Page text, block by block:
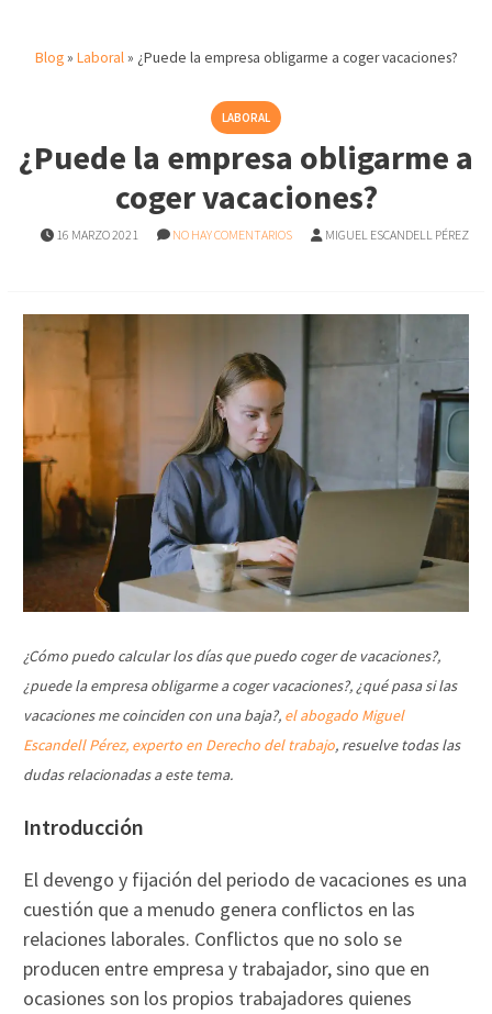
Blog» Laboral» ¿Puede la empresa obligarme a coger vacaciones?
LABORAL
¿Puede la empresa obligarme a
coger vacaciones?
16 MARZO 2021 NO HAY COMENTARIOS MIGUEL ESCANDELL PÉREZ
¿Cómo puedo calcular los días que puedo coger de vacaciones?,
¿puede la empresa obligarme a coger vacaciones?, ¿qué pasa si las
vacaciones me coinciden con una baja?, el abogado Miguel
Escandell Pérez, experto en Derecho del trabajo, resuelve todas las
dudas relacionadas a este tema.
Introducción
El devengo y fijación del periodo de vacaciones es una
cuestión que a menudo genera conflictos en las
relaciones laborales. Conflictos que no solo se
producen entre empresa y trabajador, sino que en
ocasiones son los propios trabajadores quienes